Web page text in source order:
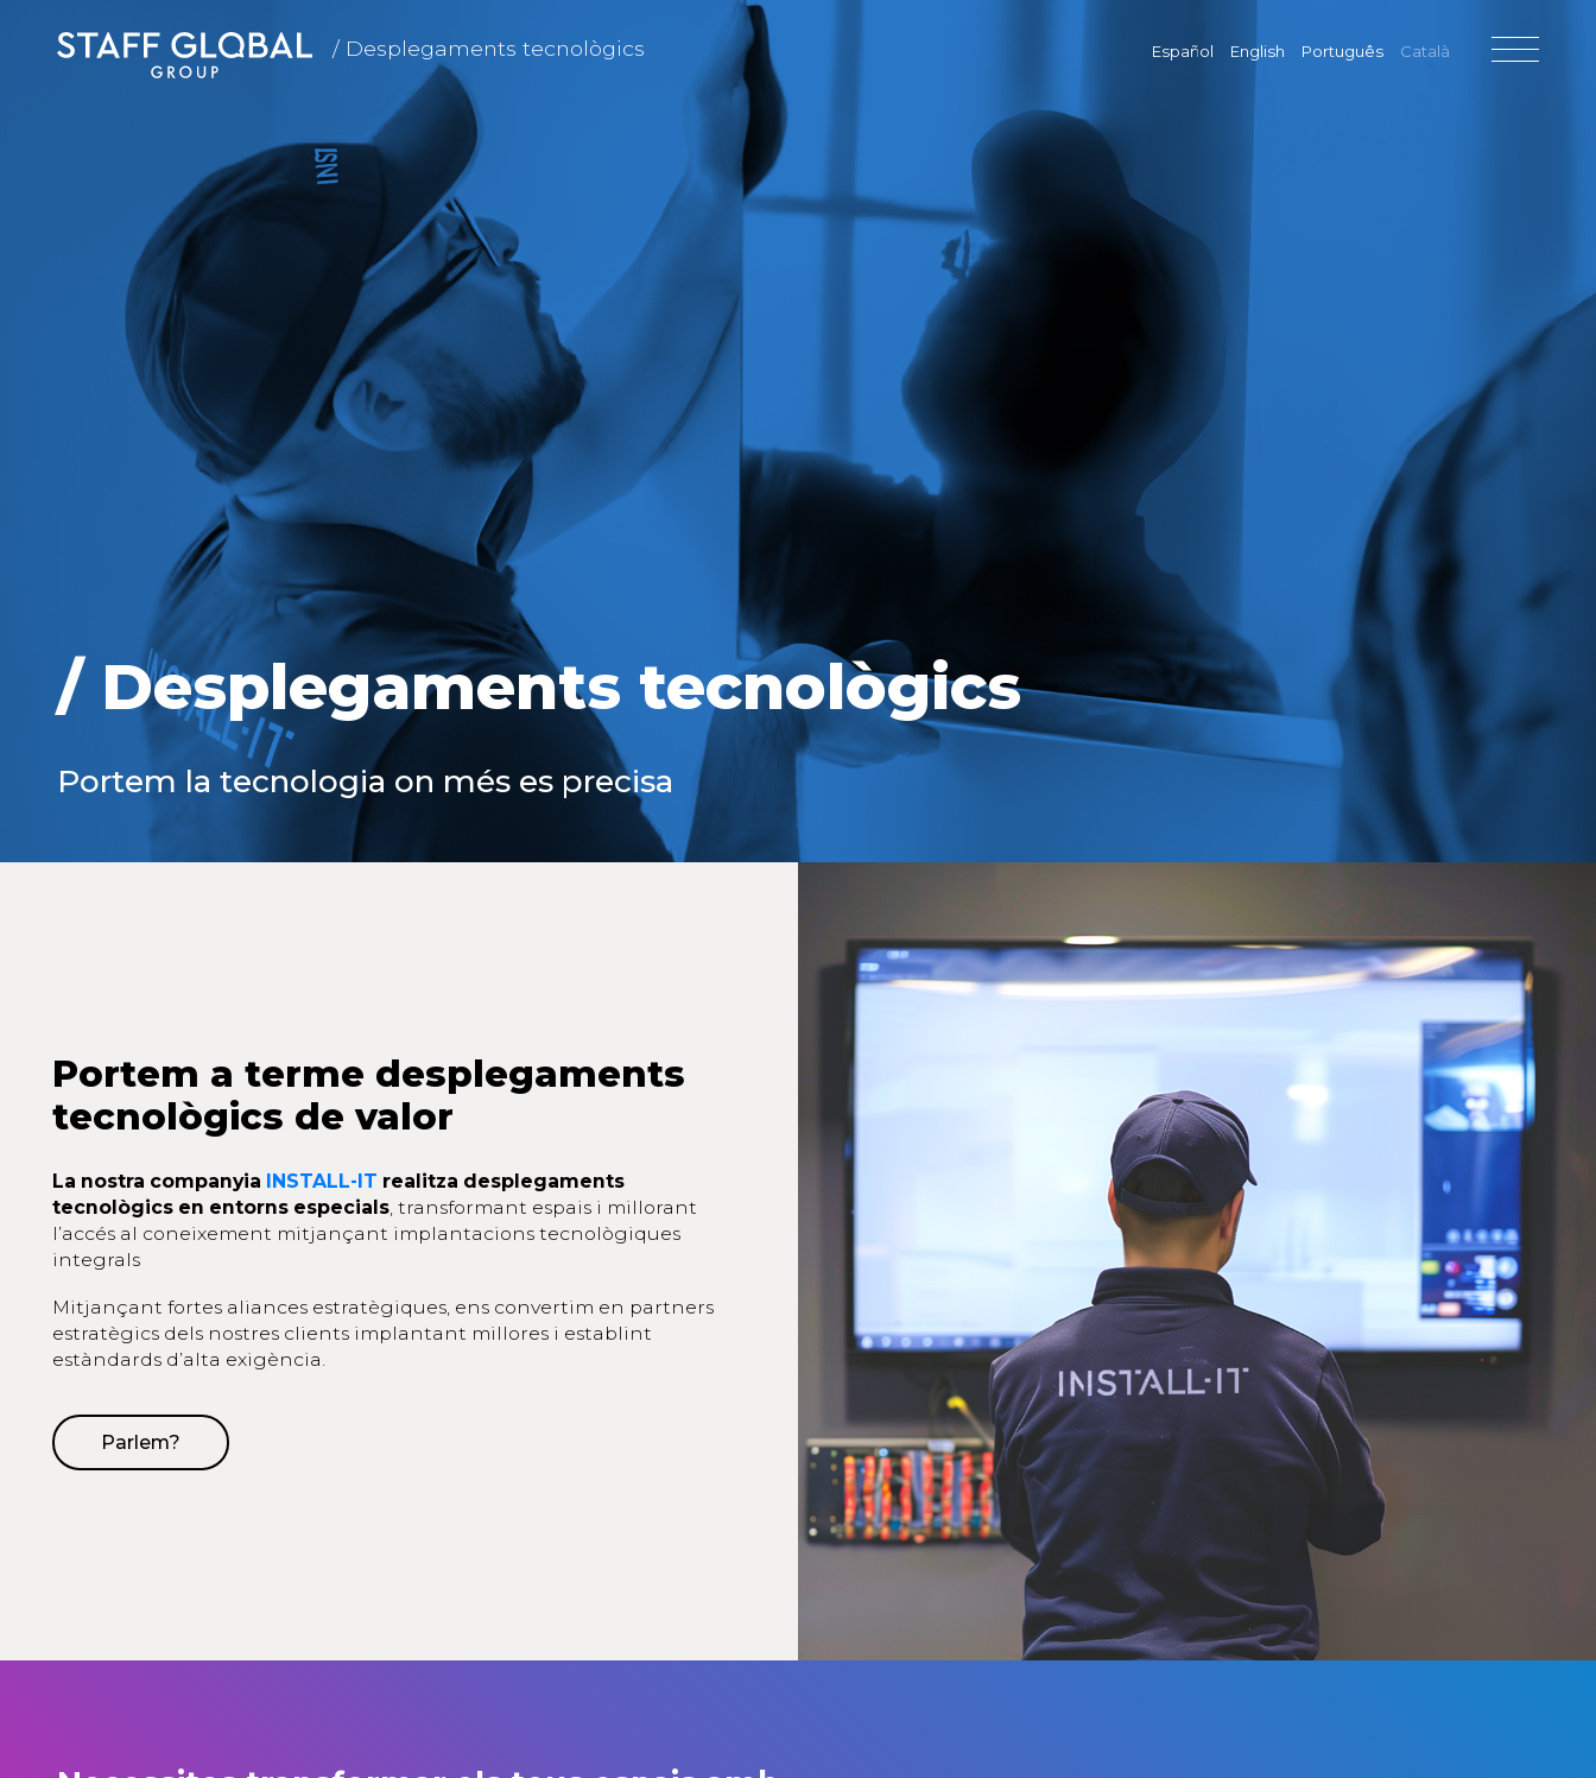
/ Desplegaments tecnològics Español English Português Català
/ Desplegaments tecnològics
Portem la tecnologia on més es precisa
Portem a terme desplegaments
tecnològics de valor
La nostra companyia INSTALL-IT realitza desplegaments
tecnològics en entorns especials, transformant espais i millorant
l’accés al coneixement mitjançant implantacions tecnològiques
integrals
Mitjançant fortes aliances estratègiques, ens convertim en partners
estratègics dels nostres clients implantant millores i establint
estàndards d’alta exigència.
Parlem?